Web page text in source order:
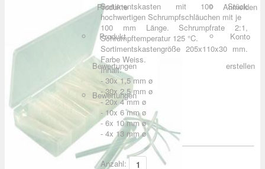
Produkte
Produkt
Bewertungen
Bewertungen
Anmelden
Konto
erstellen
Sortimentskasten mit 100 Stück
hochwertigen Schrumpfschläuchen mit je
100 mm Länge. Schrumpfrate 2:1,
Schrumpftemperatur 125 °C.
Sortimentskastengröße 205x110x30 mm.
Farbe Weiss.
Inhalt:
- 30x 1,5 mm ø
- 30x 2,5 mm ø
- 20x 4 mm ø
- 10x 6 mm ø
- 6x 10 mm ø
- 4x 13 mm ø
Anzahl: